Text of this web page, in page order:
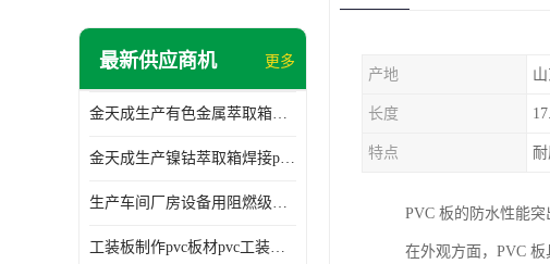
pvc萃取板
最新供应商机 更多
金天成生产有色金属萃取箱焊接pvc板
金天成生产镍钴萃取箱焊接pvc萃取板
生产车间厂房设备用阻燃级别pp硬板
工装板制作pvc板材pvc工装板材可折弯
产地
长度
特点
PVC 板的防水性能
在外观方面，PVC